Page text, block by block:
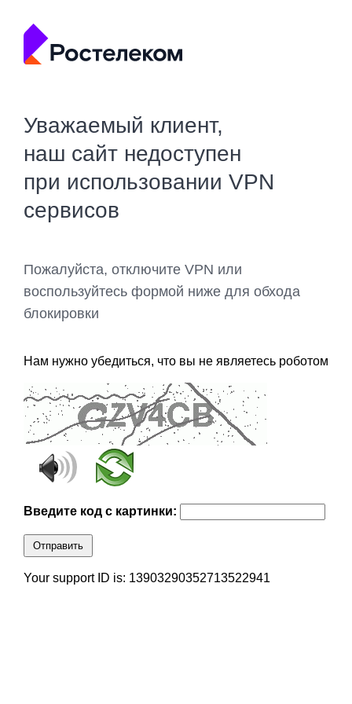
Уважаемый клиент,
наш сайт недоступен
при использовании VPN
сервисов
Пожалуйста, отключите VPN или
воспользуйтесь формой ниже для обхода
блокировки
Нам нужно убедиться, что вы не являетесь роботом
Введите код с картинки:
Отправить
Your support ID is: 13903290352713522941